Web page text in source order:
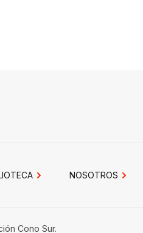
NOSOTROS
Cono Sur.